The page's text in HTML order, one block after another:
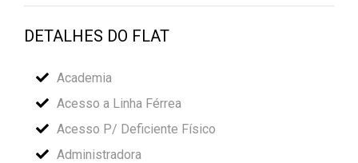
DETALHES DO FLAT
Academia
Acesso a Linha Férrea
Acesso P/ Deficiente Físico
Administradora